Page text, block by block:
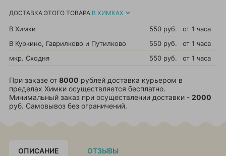
ДОСТАВКА ЭТОГО ТОВАРА В ХИМКАХ
В Химки 550 руб.
от 1 часа
В Куркино, Гаврилково и Путилково
550 руб.
от 1 часа
мкр. Сходня
550 руб. от 1 часа
При заказе от 8000 рублей доставка курьером в
пределах Химки осуществляется бесплатно.
Минимальный заказ при осуществлении доставки - 2000
руб. Самовывоз без ограничений.
ОПИСАНИЕ ОТЗЫВЫ